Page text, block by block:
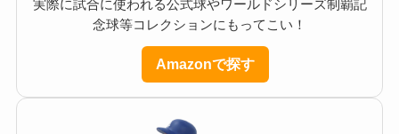
実際に試合に使われる公式球やワールドシリーズ制覇記
念球等コレクションにもってこい！
Amazonで探す